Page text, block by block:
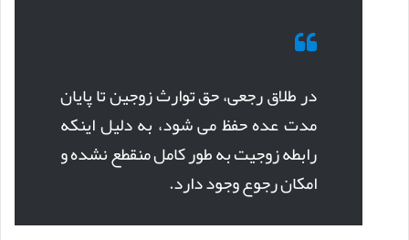
در طلاق رجعی، حق توارث زوجین تا پایان
مدت عده حفظ می شود، به دلیل اینکه
رابطه زوجیت به طور کامل منقطع نشده و
امکان رجوع وجود دارد.